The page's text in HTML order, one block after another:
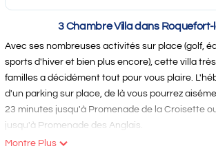
3 Chambre Villa dans Roquefort-
Avec ses nombreuses activités sur place (golf,
sports d'hiver et bien plus encore), cette villa
familles a décidément tout pour vous plaire.
d'un parking sur place, de là vous pourrez
23 minutes jusqu'à Promenade de la Croisette
jusqu'à Promenade des Anglais.
Offrez-vous une journée 100 % plaisir sur une
Montre Plus